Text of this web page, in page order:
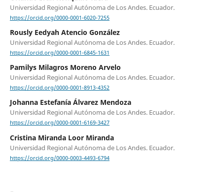
Universidad Regional Autónoma de Los Andes. Ecuador.
https://orcid.org/0000-0001-6020-7255
Rously Eedyah Atencio González
Universidad Regional Autónoma de Los Andes. Ecuador.
https://orcid.org/0000-0001-6845-1631
Pamilys Milagros Moreno Arvelo
Universidad Regional Autónoma de Los Andes. Ecuador.
https://orcid.org/0000-0001-8913-4352
Johanna Estefanía Álvarez Mendoza
Universidad Regional Autónoma de Los Andes. Ecuador.
https://orcid.org/0000-0001-6169-3427
Cristina Miranda Loor Miranda
Universidad Regional Autónoma de Los Andes. Ecuador.
https://orcid.org/0000-0003-4493-6794